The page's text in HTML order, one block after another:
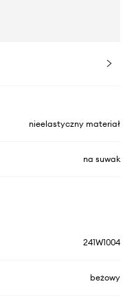
nieelastyczny materiał
na suwak
241W1004
beżowy